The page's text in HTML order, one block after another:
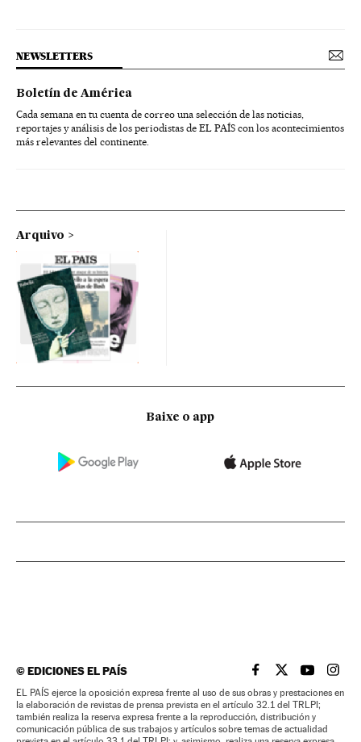
NEWSLETTERS
Boletín de América
Cada semana en tu cuenta de correo una selección de las noticias,
reportajes y análisis de los periodistas de EL PAÍS con los acontecimientos
más relevantes del continente.
Arquivo
Baixe o app
©EDICIONES EL PAÍS EL PAÍS BRASIL EN
EL PAÍSEL PAÍS
EL
EL PAÍS ejerce la oposición expresa frente al uso de sus obras y prestaciones en
la elaboración de revistas de prensa prevista en el artículo 32.1 del TRLPI;
también realiza la reserva expresa frente a la reproducción, distribución y
comunicación pública de sus trabajos y artículos sobre temas de actualidad